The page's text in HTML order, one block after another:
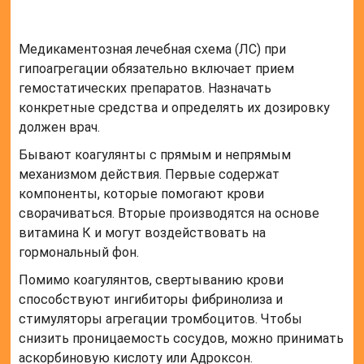
способствуют ингибиторы фибринолиза и
стимуляторы агрегации тромбоцитов. Чтобы
снизить проницаемость сосудов, можно принимать
аскорбиновую кислоту или Адроксон.
Следует прервать прием препаратов, которые
обладают антиагрегантными свойствами:
Аспирина.
Ибупрофена.
Нимесила.
Троксевазина.
Анальгина.
Важный элемент терапии при гипоагрегации –